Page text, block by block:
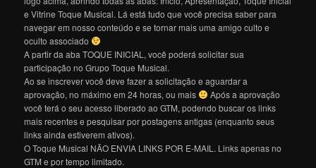
e Vitrine Toque Musical. Lá está tudo que você precisa saber para
navegar em nosso conteúdo e se tornar mais uma amigo culto e
oculto associado
A partir da aba TOQUE INICIAL, você poderá solicitar sua
participação no Grupo Toque Musical.
Ao se inscrever você deve fazer a solicitação e aguardar a
aprovação, no máximo em 24 horas, ou mais
Após a aprovação
você terá o seu acesso liberado ao GTM, podendo buscar os links
mais recentes e pesquisar por postagens antigas (enquanto seus
links ainda estiverem ativos).
O Toque Musical NÃO ENVIA LINKS POR E-MAIL. Links apenas no
GTM e por tempo limitado.